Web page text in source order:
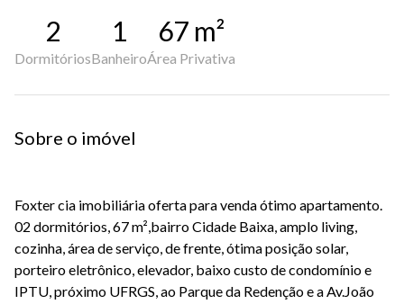
2
Dormitórios
1
Banheiro
67 m²
Área Privativa
Sobre o imóvel
Foxter cia imobiliária oferta para venda ótimo apartamento.
02 dormitórios, 67 m²,bairro Cidade Baixa, amplo living,
cozinha, área de serviço, de frente, ótima posição solar,
porteiro eletrônico, elevador, baixo custo de condomínio e
IPTU, próximo UFRGS, ao Parque da Redenção e a Av.João